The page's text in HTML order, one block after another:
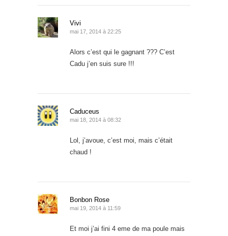
Vivi
mai 17, 2014 à 22:25
Alors c’est qui le gagnant ??? C’est
Cadu j’en suis sure !!!
Caduceus
mai 18, 2014 à 08:32
Lol, j’avoue, c’est moi, mais c’était
chaud !
Bonbon Rose
mai 19, 2014 à 11:59
Et moi j’ai fini 4 eme de ma poule mais